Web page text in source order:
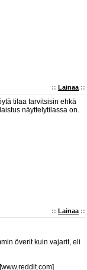
:: Lainaa ::
tilaa tarvitsisin ehkä
näyttelytilassa on.
:: Lainaa ::
överit kuin vajarit, eli
www.reddit.com]